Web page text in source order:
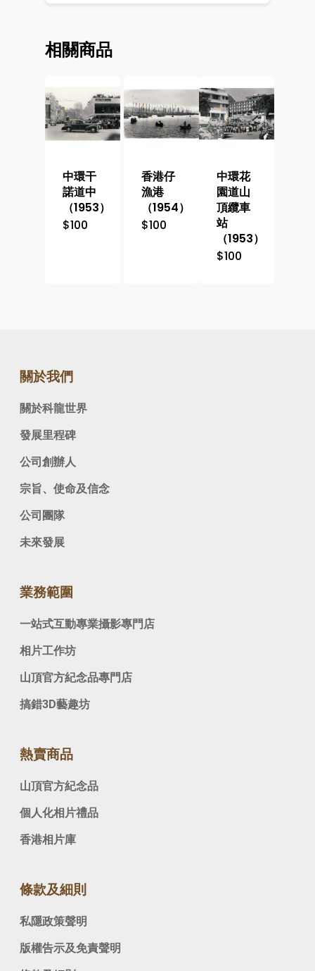
相關商品
中環干
諾道中
（1953）
$100
香港仔
漁港
（1954）
$100
中環花
園道山
頂纜車
站
（1953）
$100
關於我們
關於科龍世界
發展里程碑
公司創辦人
宗旨、使命及信念
公司團隊
未來發展
業務範圍
一站式互動專業攝影專門店
相片工作坊
山頂官方紀念品專門店
搞錯3D藝趣坊
熱賣商品
山頂官方紀念品
個人化相片禮品
香港相片庫
條款及細則
私隱政策聲明
版權告示及免責聲明